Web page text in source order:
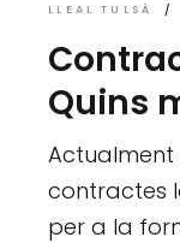
LLEAL TULSÀ
Quins
Actualment
contractes
per a la